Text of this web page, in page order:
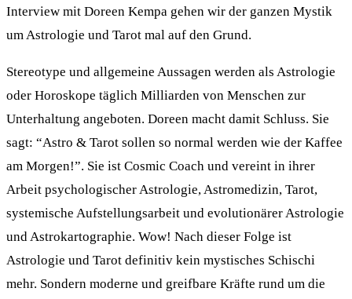
Interview mit Doreen Kempa gehen wir der ganzen Mystik
um Astrologie und Tarot mal auf den Grund.
Stereotype und allgemeine Aussagen werden als Astrologie
oder Horoskope täglich Milliarden von Menschen zur
Unterhaltung angeboten. Doreen macht damit Schluss. Sie
sagt: “Astro & Tarot sollen so normal werden wie der Kaffee
am Morgen!”. Sie ist Cosmic Coach und vereint in ihrer
Arbeit psychologischer Astrologie, Astromedizin, Tarot,
systemische Aufstellungsarbeit und evolutionärer Astrologie
und Astrokartographie. Wow! Nach dieser Folge ist
Astrologie und Tarot definitiv kein mystisches Schischi
mehr. Sondern moderne und greifbare Kräfte rund um die